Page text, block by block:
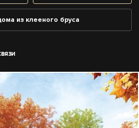
из клееного бруса